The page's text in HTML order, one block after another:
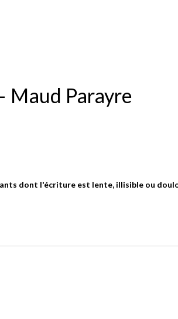
Maud Parayre
dont l'écriture est lente, illisible ou